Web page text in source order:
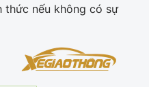
thức nếu không có sự